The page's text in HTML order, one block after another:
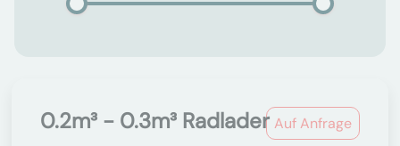
Auf Anfrage
0.2m³ - 0.3m³ Radlader